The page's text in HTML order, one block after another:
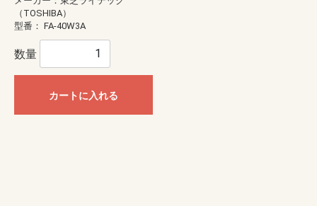
（TOSHIBA）
型番： FA-40W3A
数量
カートに入れる